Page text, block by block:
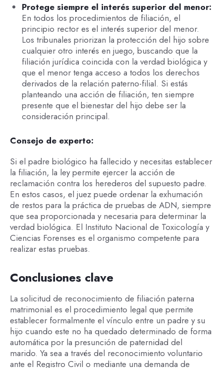
Protege siempre el interés superior del menor:
En todos los procedimientos de filiación, el
principio rector es el interés superior del menor.
Los tribunales priorizan la protección del hijo sobre
cualquier otro interés en juego, buscando que la
filiación jurídica coincida con la verdad biológica y
que el menor tenga acceso a todos los derechos
derivados de la relación paterno-filial. Si estás
planteando una acción de filiación, ten siempre
presente que el bienestar del hijo debe ser la
consideración principal.
Consejo de experto:
Si el padre biológico ha fallecido y necesitas establecer
la filiación, la ley permite ejercer la acción de
reclamación contra los herederos del supuesto padre.
En estos casos, el juez puede ordenar la exhumación
de restos para la práctica de pruebas de ADN, siempre
que sea proporcionada y necesaria para determinar la
verdad biológica. El Instituto Nacional de Toxicología y
Ciencias Forenses es el organismo competente para
realizar estas pruebas.
Conclusiones clave
La solicitud de reconocimiento de filiación paterna
matrimonial es el procedimiento legal que permite
establecer formalmente el vínculo entre un padre y su
hijo cuando este no ha quedado determinado de forma
automática por la presunción de paternidad del
marido. Ya sea a través del reconocimiento voluntario
ante el Registro Civil o mediante una demanda de